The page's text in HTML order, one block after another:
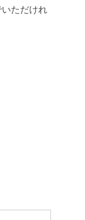
ただけれ